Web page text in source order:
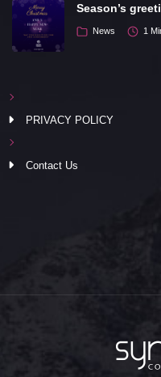
Season’s
News 1
PRIVACY POLICY
Contact Us